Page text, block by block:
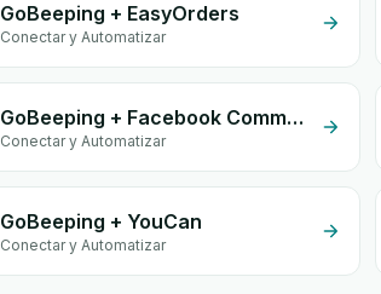
GoBeeping + EasyOrders
Conectar y Automatizar
GoBeeping + Facebook Commerce
Conectar y Automatizar
GoBeeping + YouCan
Conectar y Automatizar